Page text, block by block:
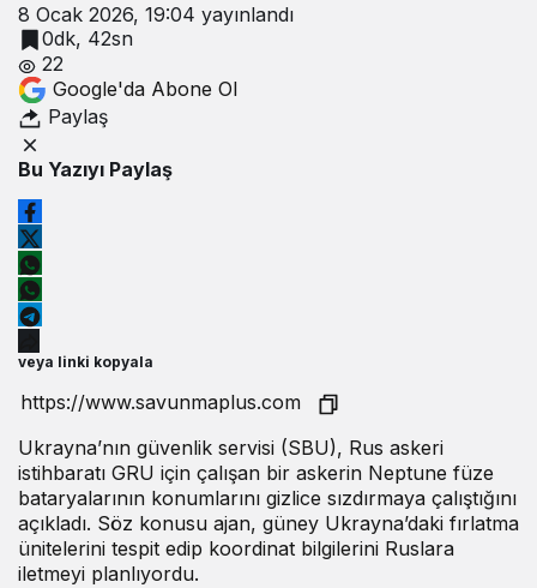
8 Ocak 2026, 19:04 yayınlandı
0dk, 42sn
22
Google'da Abone Ol
Paylaş
Bu Yazıyı Paylaş
veya linki kopyala
Ukrayna’nın güvenlik servisi (SBU), Rus askeri
istihbaratı GRU için çalışan bir askerin Neptune füze
bataryalarının konumlarını gizlice sızdırmaya çalıştığını
açıkladı. Söz konusu ajan, güney Ukrayna’daki fırlatma
ünitelerini tespit edip koordinat bilgilerini Ruslara
iletmeyi planlıyordu.